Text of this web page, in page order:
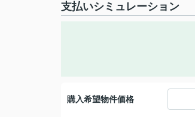
支払いシミュレーション
購入希望物件価格